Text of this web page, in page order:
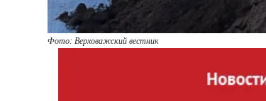
Фото: Верховажский вестник